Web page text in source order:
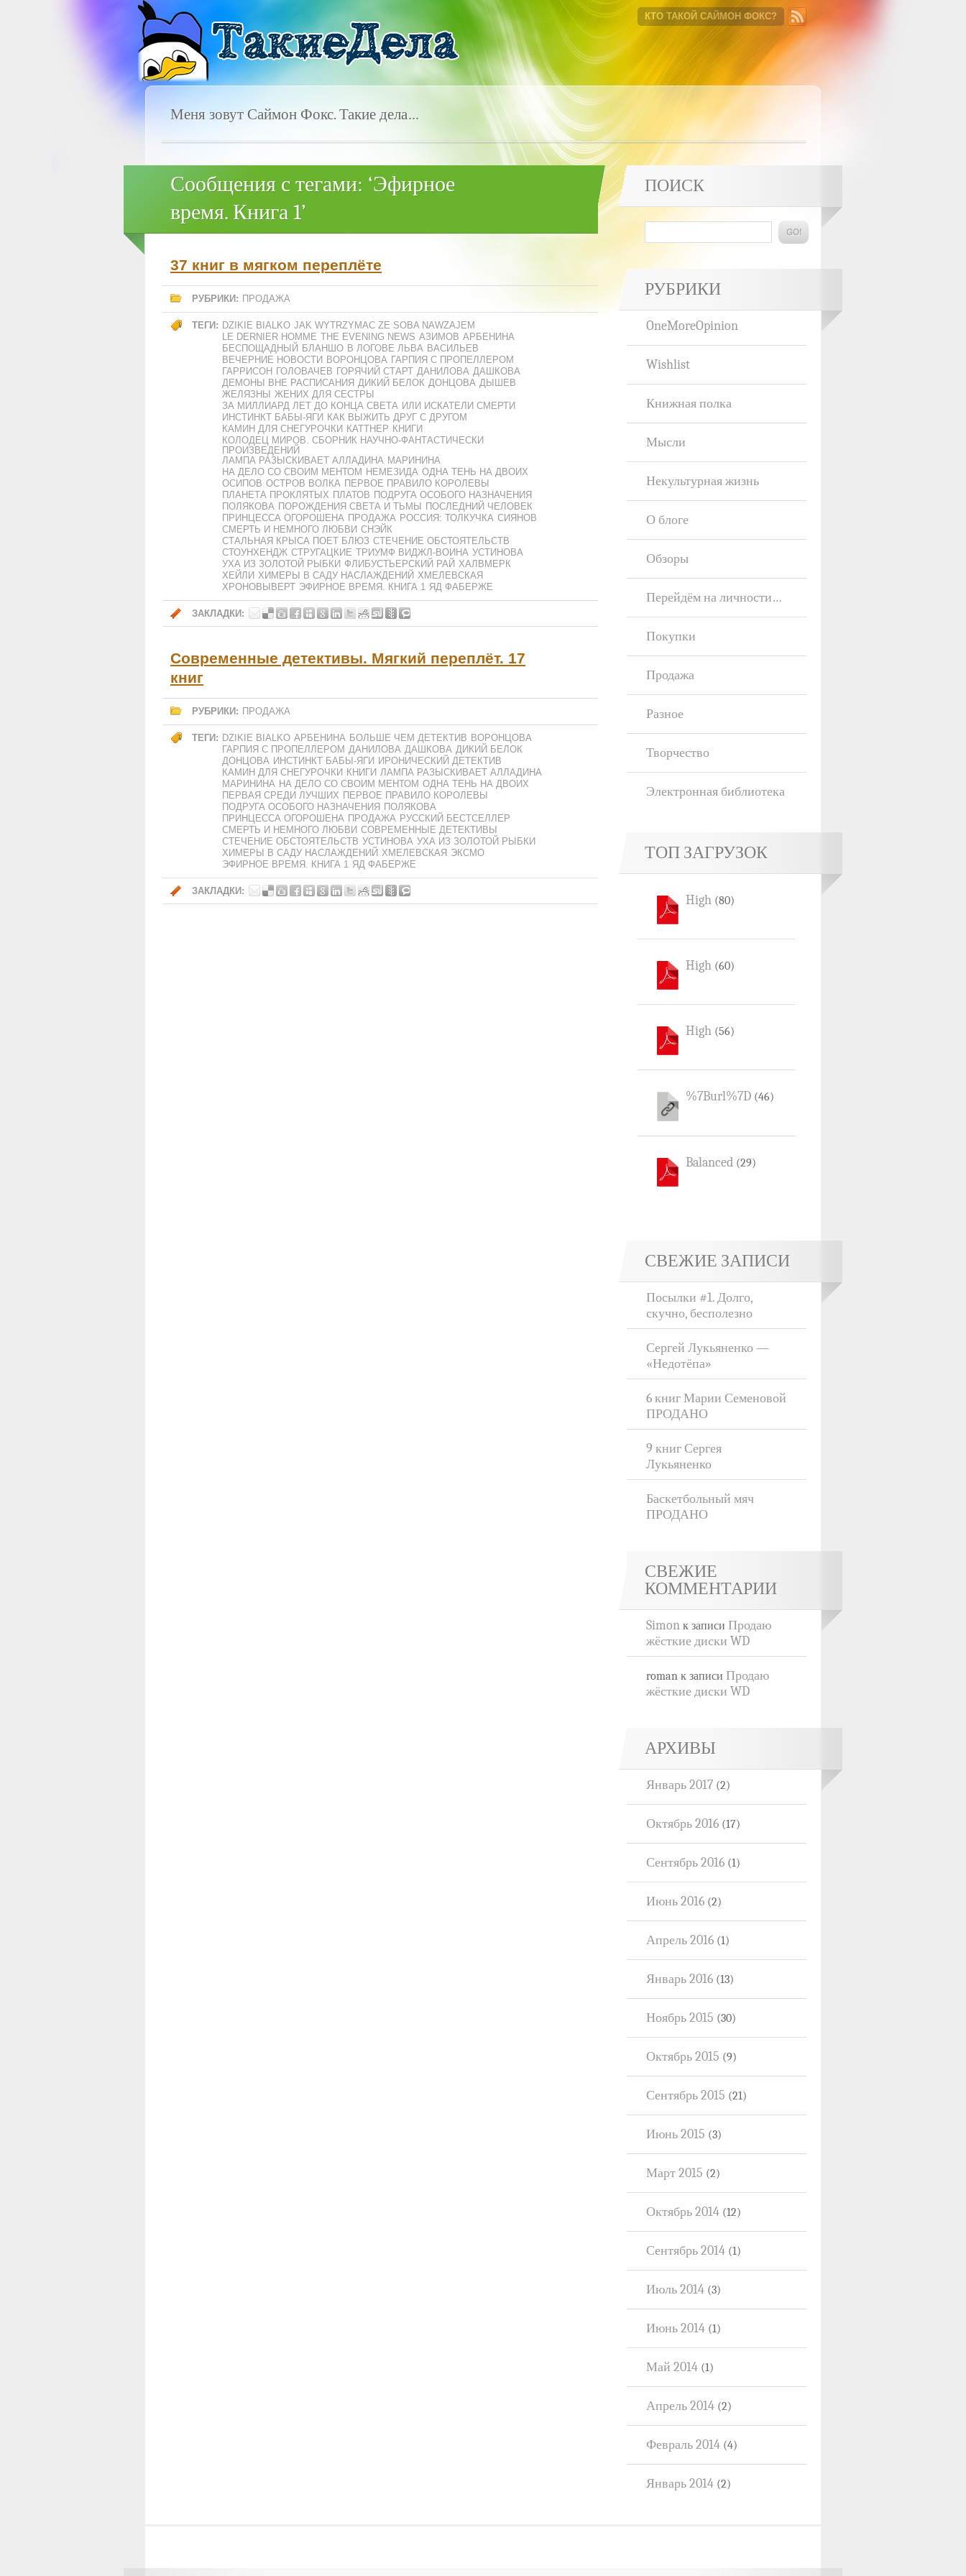
КТО ТАКОЙ САЙМОН ФОКС?
Меня зовут Саймон Фокс. Такие дела…
Сообщения с тегами: ‘Эфирное
время. Книга 1’
37 книг в мягком переплёте
РУБРИКИ: ПРОДАЖА
ТЕГИ: DZIKIE BIALKO JAK WYTRZYMAC ZE SOBA NAWZAJEM
LE DERNIER HOMME THE EVENING NEWS АЗИМОВ АРБЕНИНА
БЕСПОЩАДНЫЙ БЛАНШО В ЛОГОВЕ ЛЬВА ВАСИЛЬЕВ
ВЕЧЕРНИЕ НОВОСТИ ВОРОНЦОВА ГАРПИЯ С ПРОПЕЛЛЕРОМ
ГАРРИСОН ГОЛОВАЧЕВ ГОРЯЧИЙ СТАРТ ДАНИЛОВА ДАШКОВА
ДЕМОНЫ ВНЕ РАСПИСАНИЯ ДИКИЙ БЕЛОК ДОНЦОВА ДЫШЕВ
ЖЕЛЯЗНЫ ЖЕНИХ ДЛЯ СЕСТРЫ
ЗА МИЛЛИАРД ЛЕТ ДО КОНЦА СВЕТА ИЛИ ИСКАТЕЛИ СМЕРТИ
ИНСТИНКТ БАБЫ-ЯГИ КАК ВЫЖИТЬ ДРУГ С ДРУГОМ
КАМИН ДЛЯ СНЕГУРОЧКИ КАТТНЕР КНИГИ
КОЛОДЕЦ МИРОВ. СБОРНИК НАУЧНО-ФАНТАСТИЧЕСКИ
ПРОИЗВЕДЕНИЙ
ЛАМПА РАЗЫСКИВАЕТ АЛЛАДИНА МАРИНИНА
НА ДЕЛО СО СВОИМ МЕНТОМ НЕМЕЗИДА ОДНА ТЕНЬ НА ДВОИХ
ОСИПОВ ОСТРОВ ВОЛКА ПЕРВОЕ ПРАВИЛО КОРОЛЕВЫ
ПЛАНЕТА ПРОКЛЯТЫХ ПЛАТОВ ПОДРУГА ОСОБОГО НАЗНАЧЕНИЯ
ПОЛЯКОВА ПОРОЖДЕНИЯ СВЕТА И ТЬМЫ
ПОСЛЕДНИЙ ЧЕЛОВЕК
ПРИНЦЕССА ОГОРОШЕНА ПРОДАЖА РОССИЯ: ТОЛКУЧКА СИЯНОВ
СМЕРТЬ И НЕМНОГО ЛЮБВИ СНЭЙК
СТАЛЬНАЯ КРЫСА ПОЕТ БЛЮЗ СТЕЧЕНИЕ ОБСТОЯТЕЛЬСТВ
СТОУНХЕНДЖ СТРУГАЦКИЕ ТРИУМФ ВИДЖЛ-ВОИНА УСТИНОВА
УХА ИЗ ЗОЛОТОЙ РЫБКИ ФЛИБУСТЬЕРСКИЙ РАЙ ХАЛВМЕРК
ХЕЙЛИ ХИМЕРЫ В САДУ НАСЛАЖДЕНИЙ ХМЕЛЕВСКАЯ
ХРОНОВЫВЕРТ ЭФИРНОЕ ВРЕМЯ. КНИГА 1 ЯД ФАБЕРЖЕ
ЗАКЛАДКИ:
Современные детективы. Мягкий переплёт. 17
книг
РУБРИКИ: ПРОДАЖА
ТЕГИ: DZIKIE BIALKO АРБЕНИНА БОЛЬШЕ ЧЕМ ДЕТЕКТИВ ВОРОНЦОВА
ГАРПИЯ С ПРОПЕЛЛЕРОМ ДАНИЛОВА ДАШКОВА ДИКИЙ БЕЛОК
ДОНЦОВА ИНСТИНКТ БАБЫ-ЯГИ ИРОНИЧЕСКИЙ ДЕТЕКТИВ
КАМИН ДЛЯ СНЕГУРОЧКИ КНИГИ ЛАМПА РАЗЫСКИВАЕТ АЛЛАДИНА
МАРИНИНА НА ДЕЛО СО СВОИМ МЕНТОМ ОДНА ТЕНЬ НА ДВОИХ
ПЕРВАЯ СРЕДИ ЛУЧШИХ ПЕРВОЕ ПРАВИЛО КОРОЛЕВЫ
ПОДРУГА ОСОБОГО НАЗНАЧЕНИЯ ПОЛЯКОВА
ПРИНЦЕССА ОГОРОШЕНА ПРОДАЖА РУССКИЙ БЕСТСЕЛЛЕР
СМЕРТЬ И НЕМНОГО ЛЮБВИ СОВРЕМЕННЫЕ ДЕТЕКТИВЫ
СТЕЧЕНИЕ ОБСТОЯТЕЛЬСТВ УСТИНОВА УХА ИЗ ЗОЛОТОЙ РЫБКИ
ХИМЕРЫ В САДУ НАСЛАЖДЕНИЙ ХМЕЛЕВСКАЯ ЭКСМО
ЭФИРНОЕ ВРЕМЯ. КНИГА 1 ЯД ФАБЕРЖЕ
ЗАКЛАДКИ:
ПОИСК
РУБРИКИ
OneMoreOpinion
Wishlist
Книжная полка
Мысли
Некультурная жизнь
О блоге
Обзоры
Перейдём на личности…
Покупки
Продажа
Разное
Творчество
Электронная библиотека
ТОП ЗАГРУЗОК
High (80)
High (60)
High (56)
%7Burl%7D (46)
Balanced (29)
СВЕЖИЕ ЗАПИСИ
Посылки #1. Долго,
скучно, бесполезно
Сергей Лукьяненко —
«Недотёпа»
6 книг Марии Семеновой
ПРОДАНО
9 книг Сергея
Лукьяненко
Баскетбольный мяч
ПРОДАНО
СВЕЖИЕ
КОММЕНТАРИИ
Simon к записи Продаю
жёсткие диски WD
roman к записи Продаю
жёсткие диски WD
АРХИВЫ
Январь 2017 (2)
Октябрь 2016 (17)
Сентябрь 2016 (1)
Июнь 2016 (2)
Апрель 2016 (1)
Январь 2016 (13)
Ноябрь 2015 (30)
Октябрь 2015 (9)
Сентябрь 2015 (21)
Июнь 2015 (3)
Март 2015 (2)
Октябрь 2014 (12)
Сентябрь 2014 (1)
Июль 2014 (3)
Июнь 2014 (1)
Май 2014 (1)
Апрель 2014 (2)
Февраль 2014 (4)
Январь 2014 (2)